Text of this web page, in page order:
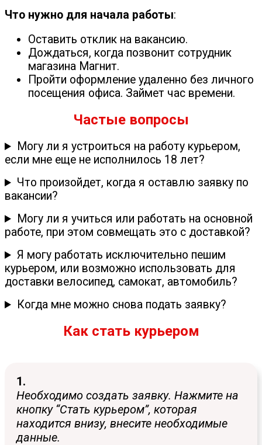
Что нужно для начала работы:
Оставить отклик на вакансию.
Дождаться, когда позвонит сотрудник
магазина Магнит.
Пройти оформление удаленно без личного
посещения офиса. Займет час времени.
Частые вопросы
Могу ли я устроиться на работу курьером,
если мне еще не исполнилось 18 лет?
Что произойдет, когда я оставлю заявку по
вакансии?
Могу ли я учиться или работать на основной
работе, при этом совмещать это с доставкой?
Я могу работать исключительно пешим
курьером, или возможно использовать для
доставки велосипед, самокат, автомобиль?
Когда мне можно снова подать заявку?
Как стать курьером
1.
Необходимо создать заявку. Нажмите на
кнопку “Стать курьером”, которая
находится внизу, внесите необходимые
данные.